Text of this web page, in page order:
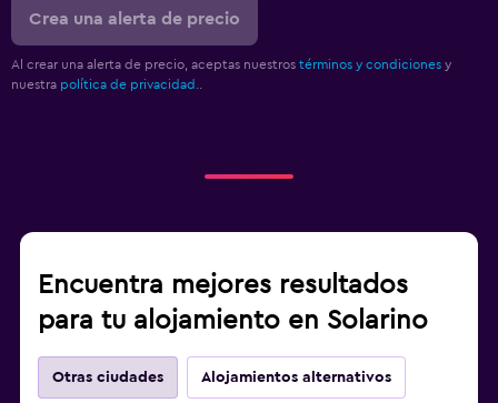
Crea una alerta de precio
Al crear una alerta de precio, aceptas nuestros términos y condiciones y
nuestra política de privacidad.
Encuentra mejores resultados
para tu alojamiento en Solarino
Otras ciudades Alojamientos alternativos